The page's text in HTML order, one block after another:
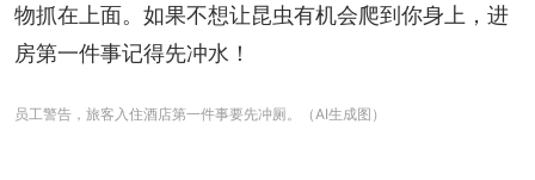
物抓在上面。如果不想让昆虫有机会爬到你身上，进
房第一件事记得先冲水！
员工警告，旅客入住酒店第一件事要先冲厕。（AI生成图）